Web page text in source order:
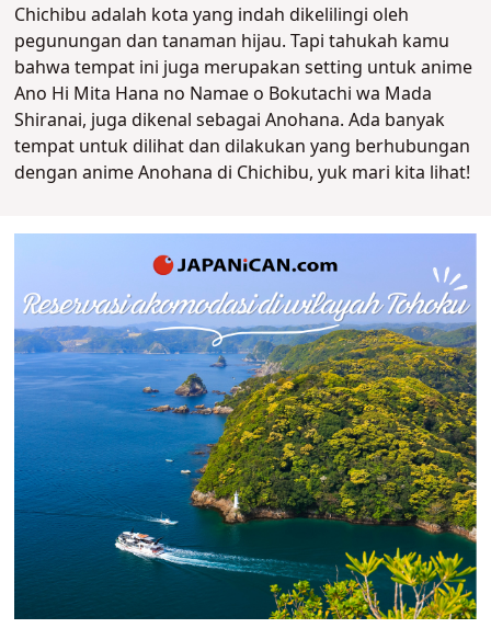
Chichibu adalah kota yang indah dikelilingi oleh
pegunungan dan tanaman hijau. Tapi tahukah kamu
bahwa tempat ini juga merupakan setting untuk anime
Ano Hi Mita Hana no Namae o Bokutachi wa Mada
Shiranai, juga dikenal sebagai Anohana. Ada banyak
tempat untuk dilihat dan dilakukan yang berhubungan
dengan anime Anohana di Chichibu, yuk mari kita lihat!